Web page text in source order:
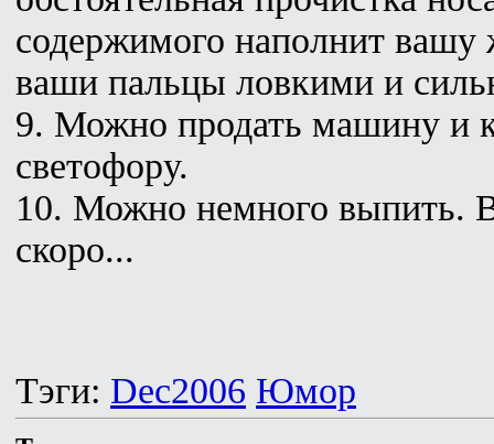
содержимого наполнит вашу
ваши пальцы ловкими и
9. Можно продать машину и
светофору.
10. Можно немного выпить.
скоро...
Тэги: Dec2006 Юмор